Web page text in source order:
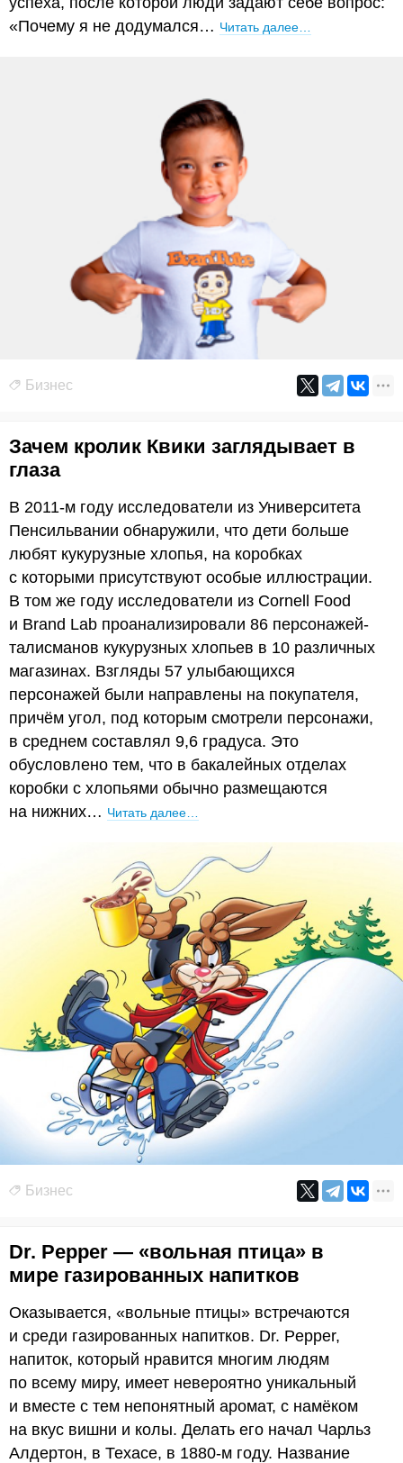
«Почему я не додумался… Читать далее…
Бизнес
Зачем кролик Квики заглядывает в
глаза
В 2011-м году исследователи из Университета
Пенсильвании обнаружили, что дети больше
любят кукурузные хлопья, на коробках
с которыми присутствуют особые иллюстрации.
В том же году исследователи из Cornell Food
и Brand Lab проанализировали 86 персонажей-
талисманов кукурузных хлопьев в 10 различных
магазинах. Взгляды 57 улыбающихся
персонажей были направлены на покупателя,
причём угол, под которым смотрели персонажи,
в среднем составлял 9,6 градуса. Это
обусловлено тем, что в бакалейных отделах
коробки с хлопьями обычно размещаются
на нижних… Читать далее…
Бизнес
Dr. Pepper — «вольная птица» в
мире газированных напитков
Оказывается, «вольные птицы» встречаются
и среди газированных напитков. Dr. Pepper,
напиток, который нравится многим людям
по всему миру, имеет невероятно уникальный
и вместе с тем непонятный аромат, с намёком
на вкус вишни и колы. Делать его начал Чарльз
Алдертон, в Техасе, в 1880-м году. Название